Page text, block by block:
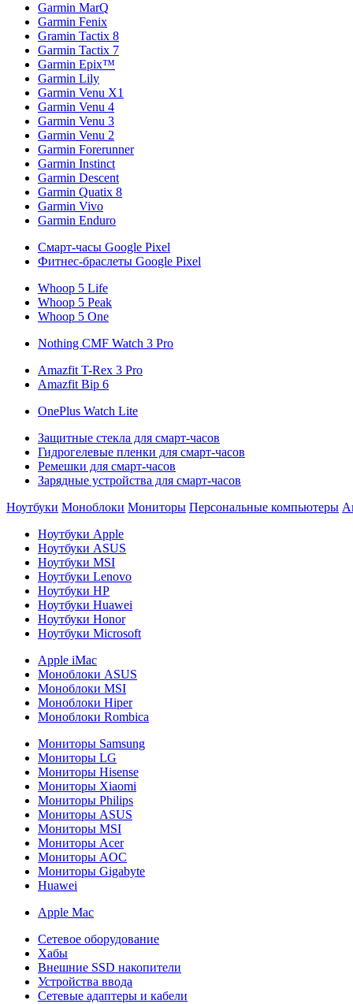
Garmin MarQ
Garmin Fenix
Gramin Tactix 8
Garmin Tactix 7
Garmin Epix™
Garmin Lily
Garmin Venu X1
Garmin Venu 4
Garmin Venu 3
Garmin Venu 2
Garmin Forerunner
Garmin Instinct
Garmin Descent
Garmin Quatix 8
Garmin Vivo
Garmin Enduro
Смарт-часы Google Pixel
Фитнес-браслеты Google Pixel
Whoop 5 Life
Whoop 5 Peak
Whoop 5 One
Nothing CMF Watch 3 Pro
Amazfit T-Rex 3 Pro
Amazfit Bip 6
OnePlus Watch Lite
Защитные стекла для смарт-часов
Гидрогелевые пленки для смарт-часов
Ремешки для смарт-часов
Зарядные устройства для смарт-часов
Ноутбуки Моноблоки Мониторы Персональные компьютеры
Ноутбуки Apple
Ноутбуки ASUS
Ноутбуки MSI
Ноутбуки Lenovo
Ноутбуки HP
Ноутбуки Huawei
Ноутбуки Honor
Ноутбуки Microsoft
Apple iMac
Моноблоки ASUS
Моноблоки MSI
Моноблоки Hiper
Моноблоки Rombica
Мониторы Samsung
Мониторы LG
Мониторы Hisense
Мониторы Xiaomi
Мониторы Philips
Мониторы ASUS
Мониторы MSI
Мониторы Acer
Мониторы AOC
Мониторы Gigabyte
Huawei
Apple Mac
Сетевое оборудование
Хабы
Внешние SSD накопители
Устройства ввода
Сетевые адаптеры и кабели